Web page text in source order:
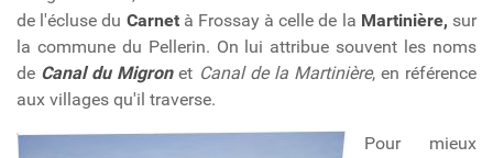
de l'écluse du Carnetà Frossay à celle de la Martinière, sur
la commune du Pellerin. On lui attribue souvent les noms
de Canal du Migronet Canal de la Martinière, en référence
aux villages qu'il traverse.
Pour mieux